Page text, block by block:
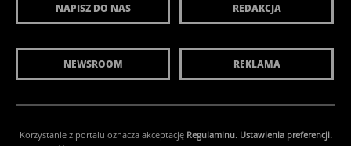
NAPISZ DO NAS REDAKCJA
NEWSROOM REKLAMA
Korzystanie z portalu oznacza akceptację Regulaminu. Ustawienia preferencji.